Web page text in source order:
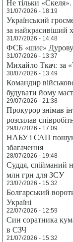
Не тільки
31/07/2026 - 18:19
Український
за найкрасивіший
31/07/2026 - 14:48
ФСБ «шиє»
31/07/2026 - 13:37
Михайло Ткач: за
30/07/2026 - 13:49
Командир
будувати йому
29/07/2026 - 21:38
Прокурор знімав
розсилав
29/07/2026 - 17:09
НАБУ і САП
збагачення
28/07/2026 - 19:48
Суддя, спійманий
млн грн для ЗСУ
23/07/2026 - 15:32
Болгарський
Україні
22/07/2026 - 12:59
Син соратника
в СЗЧ
21/07/2026 - 15:32